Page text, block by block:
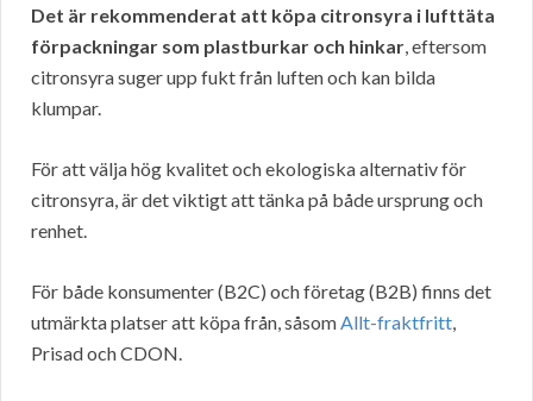
Det är rekommenderat att köpa citronsyra i lufttäta
förpackningar som plastburkar och hinkar, eftersom
citronsyra suger upp fukt från luften och kan bilda
klumpar.
För att välja hög kvalitet och ekologiska alternativ för
citronsyra, är det viktigt att tänka på både ursprung och
renhet.
För både konsumenter (B2C) och företag (B2B) finns det
utmärkta platser att köpa från, såsomAllt-fraktfritt,
Prisad och CDON.